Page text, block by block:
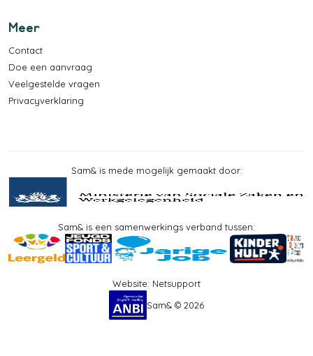
Meer
Contact
Doe een aanvraag
Veelgestelde vragen
Privacyverklaring
Sam& is mede mogelijk gemaakt door:
Sam& is een samenwerkings verband tussen:
Website: Netsupport
Sam& © 2026